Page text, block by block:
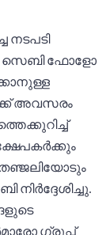
സെബി ഫോളോ
അവസരം
ഗ്രൂപ്പ്